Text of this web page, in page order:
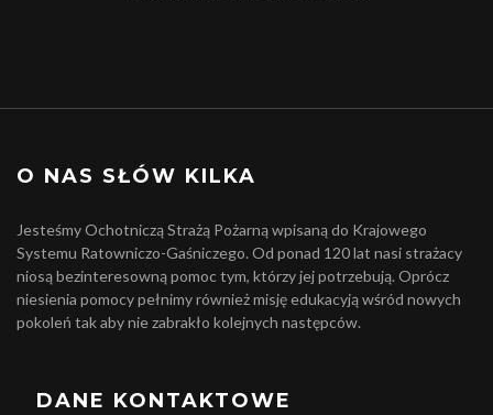
O NAS SŁÓW KILKA
Jesteśmy Ochotniczą Strażą Pożarną wpisaną do Krajowego
Systemu Ratowniczo-Gaśniczego. Od ponad 120 lat nasi strażacy
niosą bezinteresowną pomoc tym, którzy jej potrzebują. Oprócz
niesienia pomocy pełnimy również misję edukacyją wśród nowych
pokoleń tak aby nie zabrakło kolejnych następców.
DANE KONTAKTOWE